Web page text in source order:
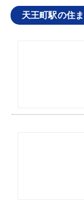
天王町駅の住